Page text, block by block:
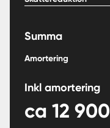
Summa
Amortering
Inkl amortering
ca 12 900